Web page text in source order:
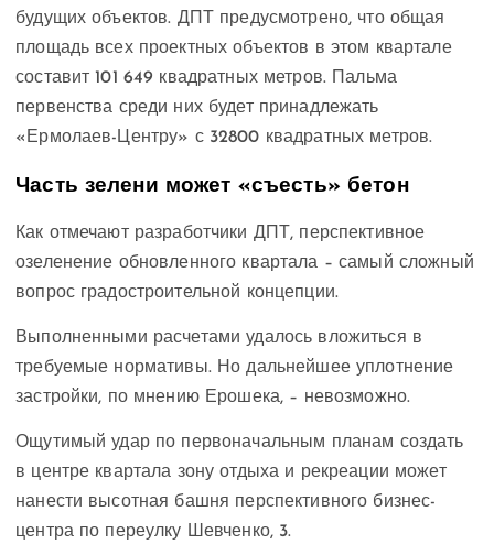
будущих объектов. ДПТ предусмотрено, что общая
площадь всех проектных объектов в этом квартале
составит 101 649 квадратных метров. Пальма
первенства среди них будет принадлежать
«Ермолаев-Центру» с 32800 квадратных метров.
Часть зелени может «съесть» бетон
Как отмечают разработчики ДПТ, перспективное
озеленение обновленного квартала – самый сложный
вопрос градостроительной концепции.
Выполненными расчетами удалось вложиться в
требуемые нормативы. Но дальнейшее уплотнение
застройки, по мнению Ерошека, – невозможно.
Ощутимый удар по первоначальным планам создать
в центре квартала зону отдыха и рекреации может
нанести высотная башня перспективного бизнес-
центра по переулку Шевченко, 3.